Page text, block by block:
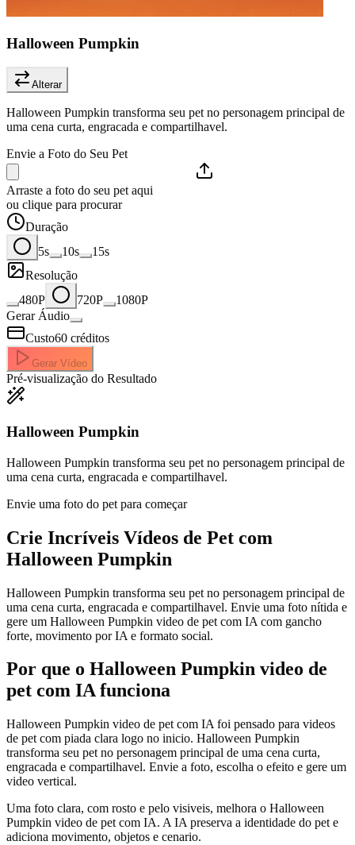
Halloween Pumpkin
Alterar
Halloween Pumpkin transforma seu pet no personagem principal de
uma cena curta, engracada e compartilhavel.
Envie a Foto do Seu Pet
Arraste a foto do seu pet aqui
ou clique para procurar
Duração
5s
10s
15s
Resolução
480P
720P
1080P
Gerar Áudio
Custo60 créditos
Gerar Vídeo
Pré-visualização do Resultado
Halloween Pumpkin
Halloween Pumpkin transforma seu pet no personagem principal de
uma cena curta, engracada e compartilhavel.
Envie uma foto do pet para começar
Crie Incríveis Vídeos de Pet com
Halloween Pumpkin
Halloween Pumpkin transforma seu pet no personagem principal de
uma cena curta, engracada e compartilhavel. Envie uma foto nítida e
gere um Halloween Pumpkin video de pet com IA com gancho
forte, movimento por IA e formato social.
Por que o Halloween Pumpkin video de
pet com IA funciona
Halloween Pumpkin video de pet com IA foi pensado para videos
de pet com piada clara logo no inicio. Halloween Pumpkin
transforma seu pet no personagem principal de uma cena curta,
engracada e compartilhavel. Envie a foto, escolha o efeito e gere um
video vertical.
Uma foto clara, com rosto e pelo visiveis, melhora o Halloween
Pumpkin video de pet com IA. A IA preserva a identidade do pet e
adiciona movimento, objetos e cenario.